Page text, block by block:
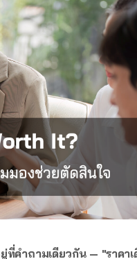
คำถามเดียวกัน — "ราคา